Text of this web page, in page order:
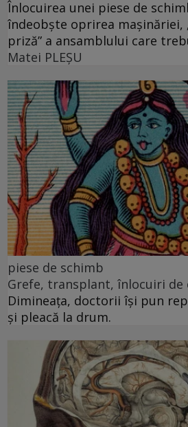
Înlocuirea unei piese de
îndeobște oprirea mașinăriei,
priză” a ansamblului care
Matei PLEŞU
piese de schimb
Grefe, transplant, înlocuiri de
Dimineața, doctorii își pun
și pleacă la drum.